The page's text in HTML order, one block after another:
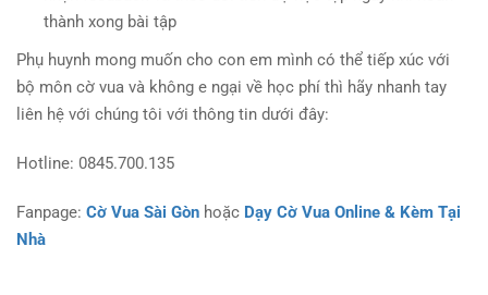
thành xong bài tập
Phụ huynh mong muốn cho con em mình có thể tiếp xúc với
bộ môn cờ vua và không e ngại về học phí thì hãy nhanh tay
liên hệ với chúng tôi với thông tin dưới đây:
Hotline: 0845.700.135
Fanpage: Cờ Vua Sài Gòn hoặc Dạy Cờ Vua Online & Kèm Tại
Nhà